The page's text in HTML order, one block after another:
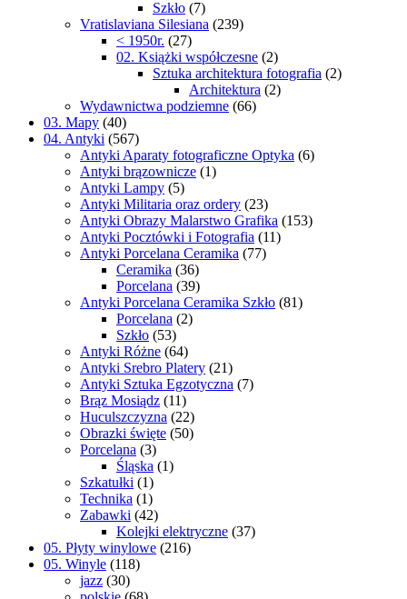
Szkło (7)
Vratislaviana Silesiana (239)
< 1950r. (27)
02. Książki współczesne (2)
Sztuka architektura fotografia (2)
Architektura (2)
Wydawnictwa podziemne (66)
03. Mapy (40)
04. Antyki (567)
Antyki Aparaty fotograficzne Optyka (6)
Antyki brązownicze (1)
Antyki Lampy (5)
Antyki Militaria oraz ordery (23)
Antyki Obrazy Malarstwo Grafika (153)
Antyki Pocztówki i Fotografia (11)
Antyki Porcelana Ceramika (77)
Ceramika (36)
Porcelana (39)
Antyki Porcelana Ceramika Szkło (81)
Porcelana (2)
Szkło (53)
Antyki Różne (64)
Antyki Srebro Platery (21)
Antyki Sztuka Egzotyczna (7)
Brąz Mosiądz (11)
Huculszczyzna (22)
Obrazki święte (50)
Porcelana (3)
Śląska (1)
Szkatułki (1)
Technika (1)
Zabawki (42)
Kolejki elektryczne (37)
05. Płyty winylowe (216)
05. Winyle (118)
jazz (30)